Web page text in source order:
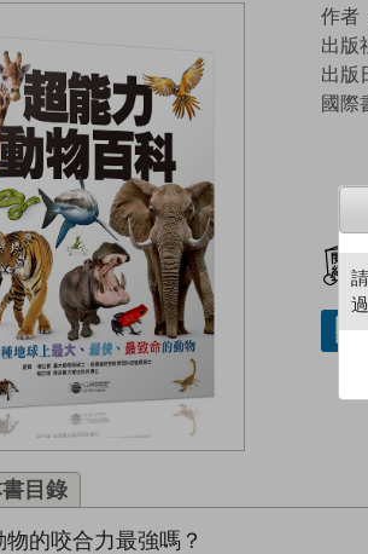
作者
出版
出版
國際
目錄
的咬合力最強嗎？